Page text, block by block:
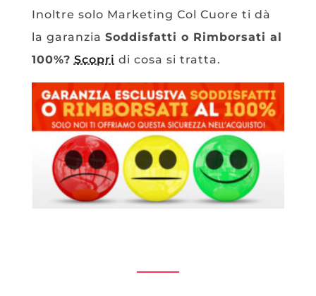
Inoltre solo Marketing Col Cuore ti dà
la garanzia Soddisfatti o Rimborsati al
100%? Scopri di cosa si tratta.